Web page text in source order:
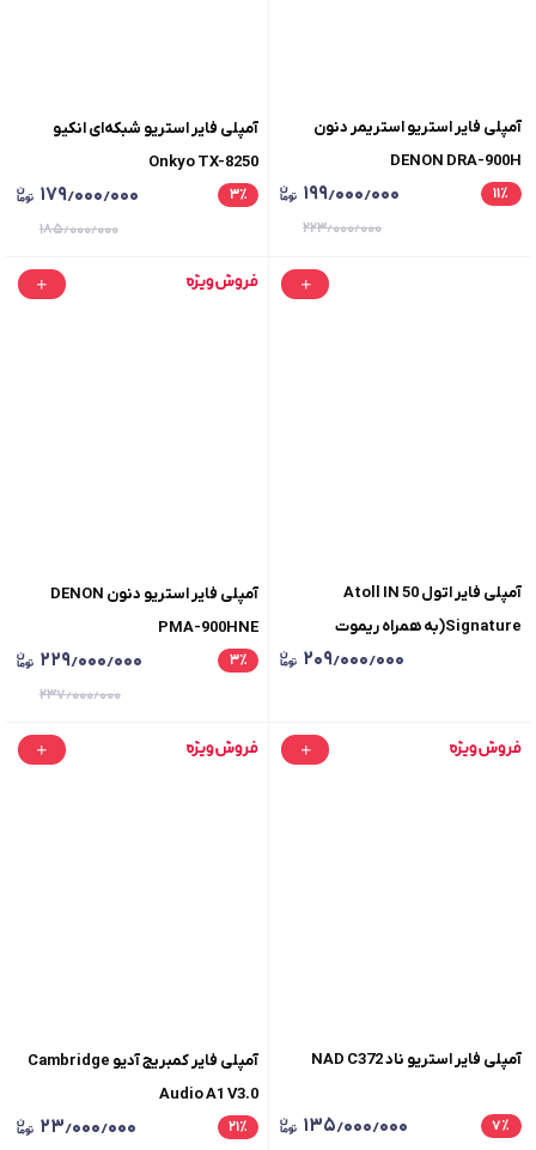
آمپلی فایر استریو استریمر دنون
DENON DRA-900H
۱۱٪ ۱۹۹٫۰۰۰٫۰۰۰
۲۲۳٫۰۰۰٫۰۰۰
آمپلی فایر استریو شبکه‌ای انکیو
Onkyo TX-8250
۳٪ ۱۷۹٫۰۰۰٫۰۰۰
۱۸۵٫۰۰۰٫۰۰۰
آمپلی فایر اتول Atoll IN 50
Signature(به همراه ریموت
۲۰۹٫۰۰۰٫۰۰۰
آمپلی فایر استریو دنون DENON
PMA-900HNE
۳٪ ۲۲۹٫۰۰۰٫۰۰۰
۲۳۷٫۰۰۰٫۰۰۰
آمپلی فایر استریو ناد NAD C372
۷٪ ۱۳۵٫۰۰۰٫۰۰۰
آمپلی فایر کمبریج آدیو Cambridge
Audio A1 V3.0
۲۱٪ ۲۳٫۰۰۰٫۰۰۰